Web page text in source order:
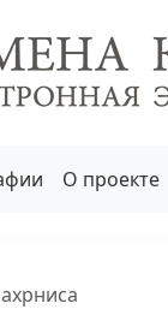
О проекте